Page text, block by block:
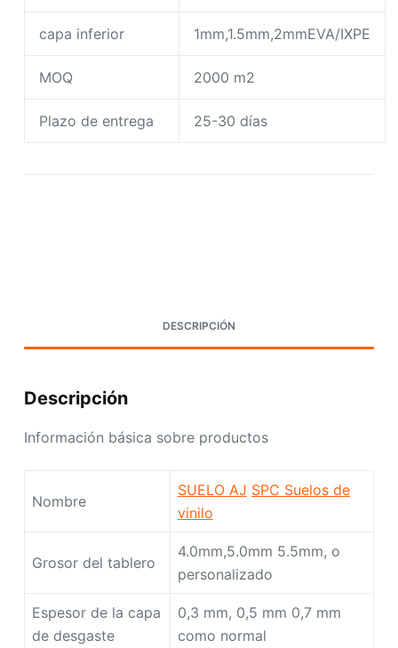
capa inferior 1mm,1.5mm,2mmEVA/IXPE
MOQ 2000 m2
Plazo de entrega 25-30 días
DESCRIPCIÓN
Descripción
Información básica sobre productos
Nombre
SUELO AJ SPC Suelos de
vinilo
Grosor del tablero
4.0mm,5.0mm 5.5mm, o
personalizado
Espesor de la capa
de desgaste
0,3 mm, 0,5 mm 0,7 mm
como normal